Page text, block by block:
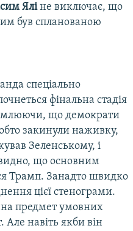
Яліне виключає, що
був спланованою
спеціально
фінальна стадія
що демократи
закинули наживку,
Зеленському, і
що основним
Трамп. Занадто швидко
цієї стенограми.
предмет умовних
Але навіть якби він